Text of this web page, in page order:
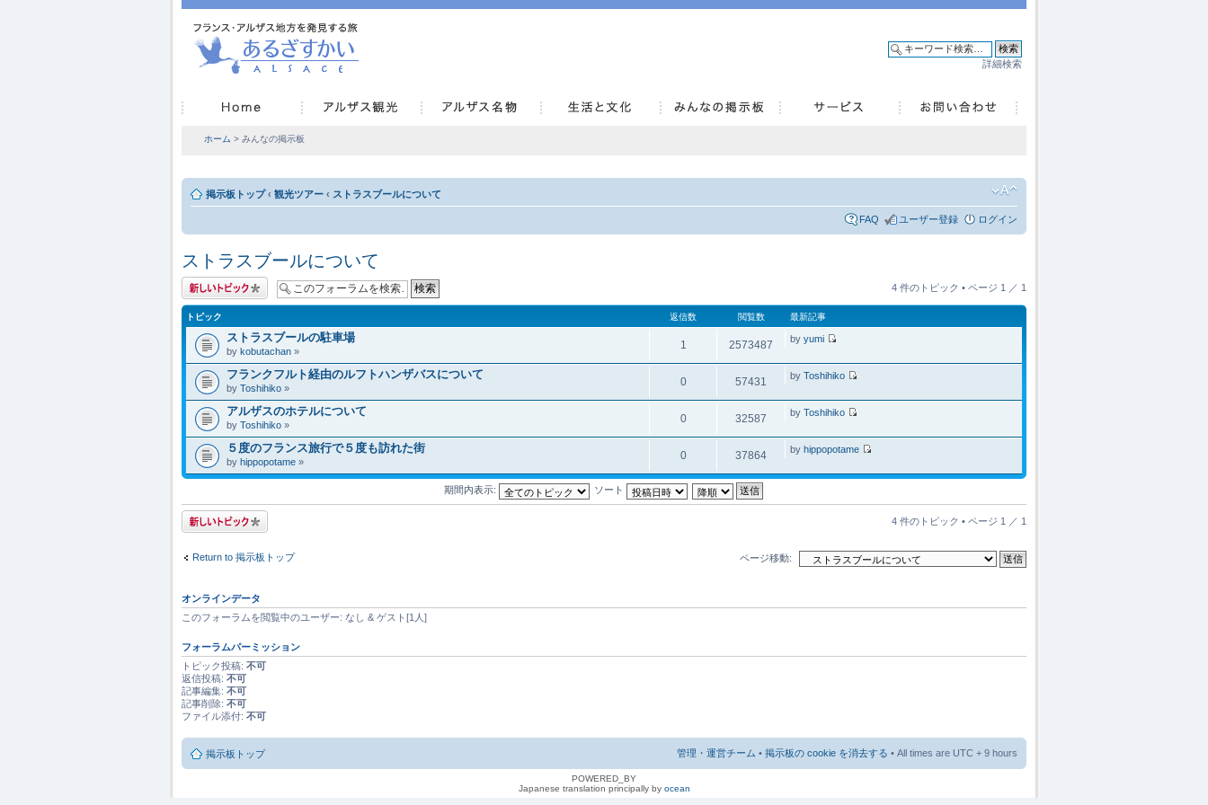
詳細検索
ホーム > みんなの掲示板
掲示板トップ ‹ 観光ツアー ‹ ストラスブールについて
FAQ ユーザー登録 ログイン
ストラスブールについて
トピックを投稿す
る
4 件のトピック • ページ 1 ／ 1
トピック 返信数 閲覧数 最新記事
ストラスブールの駐車場
by kobutachan » 1 2573487 by yumi
フランクフルト経由のルフトハンザバスについて
by Toshihiko » 0 57431 by Toshihiko
アルザスのホテルについて
by Toshihiko » 0 32587 by Toshihiko
５度のフランス旅行で５度も訪れた街
by hippopotame » 0 37864 by hippopotame
期間内表示: ソート
トピックを投稿す
る
4 件のトピック • ページ 1 ／ 1
Return to 掲示板トップ ページ移動:
オンラインデータ
このフォーラムを閲覧中のユーザー: なし & ゲスト[1人]
フォーラムパーミッション
トピック投稿: 不可
返信投稿: 不可
記事編集: 不可
記事削除: 不可
ファイル添付: 不可
掲示板トップ 管理・運営チーム • 掲示板の cookie を消去する • All times are UTC + 9 hours
POWERED_BY
Japanese translation principally by ocean